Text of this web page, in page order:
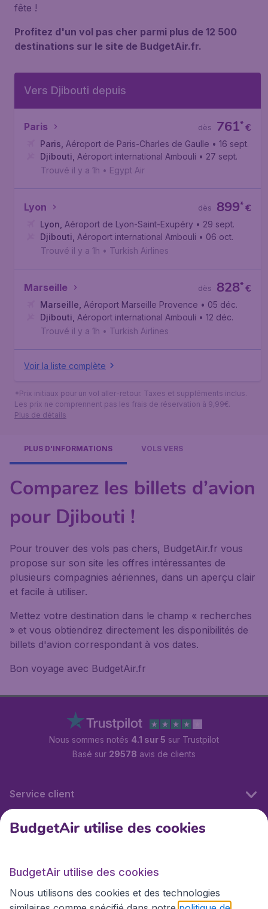
fête !
Profitez d'un vol pas cher parmi plus de 12 500
destinations sur le site de BudgetAir.fr.
Vers Djibouti depuis
Paris €
761*
dès
Paris Aéroport de Paris-Charles de Gaulle • 16 sept.
Djibouti Aéroport international Ambouli • 27 sept.
Trouvé il y a 1h • Egypt Air
Lyon €
899*
dès
Lyon Aéroport de Lyon-Saint-Exupéry • 29 sept.
Djibouti Aéroport international Ambouli • 06 oct.
Trouvé il y a 1h • Turkish Airlines
Marseille €
828*
dès
Marseille Aéroport Marseille Provence • 05 déc.
Djibouti Aéroport international Ambouli • 12 déc.
Trouvé il y a 1h • Turkish Airlines
Voir la liste complète
*Prix initiaux pour un vol aller-retour. Taxes et suppléments inclus.
Les prix ne comprennent pas les frais de réservation à 9,99€.
Plus de détails
PLUS D'INFORMATIONS VOLS VERS
Comparez les billets d’avion
pour Djibouti !
Pour trouver des vols pas chers, BudgetAir.fr vous
propose sur son site les offres intéressantes de
plusieurs compagnies aériennes, dans un aperçu clair
et facile à utiliser.
Mettez votre destination dans le champ « recherches
» et vous obtiendrez directement les disponibilités de
billets d'avion correspondant à vos dates.
Bon voyage avec BudgetAir.fr
Nous sommes notés 4.1 sur 5 sur Trustpilot
Basé sur 29578 avis de clients
Service client
BudgetAir.fr
Sites internationaux
BudgetAir utilise des cookies
BudgetAir utilise des cookies
Nous utilisons des cookies et des technologies